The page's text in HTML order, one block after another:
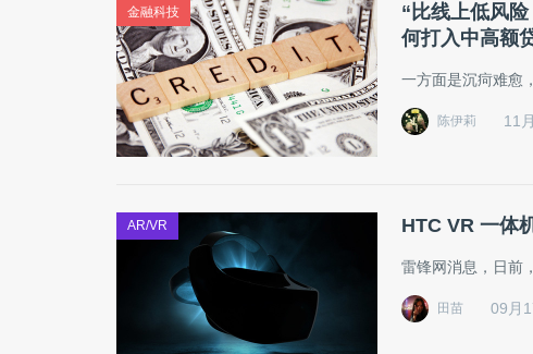
金融科技
“比线上低风
何打入中高额
一方面是沉疴难愈
陈伊莉 11
AR/VR HTC VR 一体
雷锋网消息，日前
田苗 09月